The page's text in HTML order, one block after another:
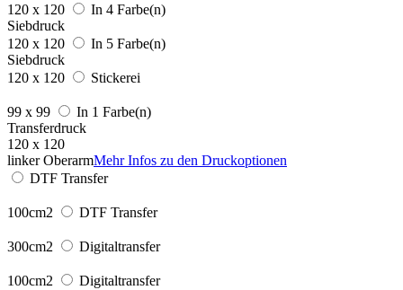
120 x 120
In 4 Farbe(n)
Siebdruck
120 x 120
In 5 Farbe(n)
Siebdruck
120 x 120
Stickerei
99 x 99
In 1 Farbe(n)
Transferdruck
120 x 120
linker OberarmMehr Infos zu den Druckoptionen
DTF Transfer
100cm2 DTF Transfer
300cm2 Digitaltransfer
100cm2 Digitaltransfer